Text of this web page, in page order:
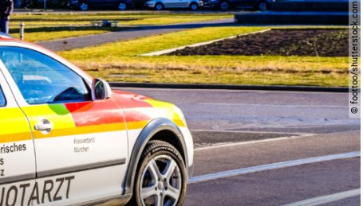
© foottoo/shutterstock.com